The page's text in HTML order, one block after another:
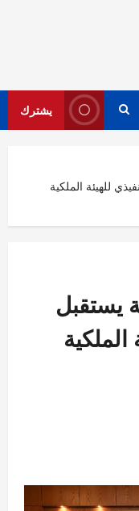
يشترك
للهيئة الملكية
يستقبل
الملكية